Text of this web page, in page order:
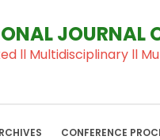
JOURNAL
ll Multidisciplinary ll
CONFERENCE